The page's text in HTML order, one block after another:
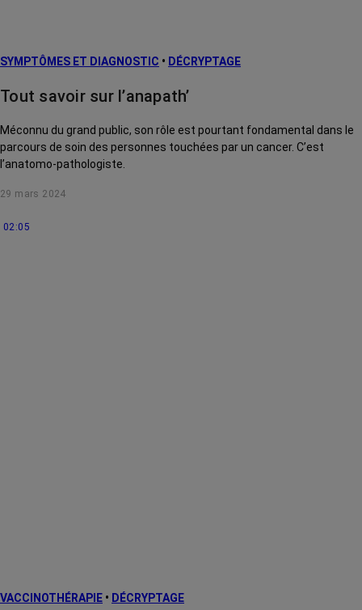
SYMPTÔMES ET DIAGNOSTIC • DÉCRYPTAGE
Tout savoir sur l’anapath’
Méconnu du grand public, son rôle est pourtant fondamental dans le
parcours de soin des personnes touchées par un cancer. C’est
l’anatomo-pathologiste.
29 mars 2024
02:05
VACCINOTHÉRAPIE • DÉCRYPTAGE